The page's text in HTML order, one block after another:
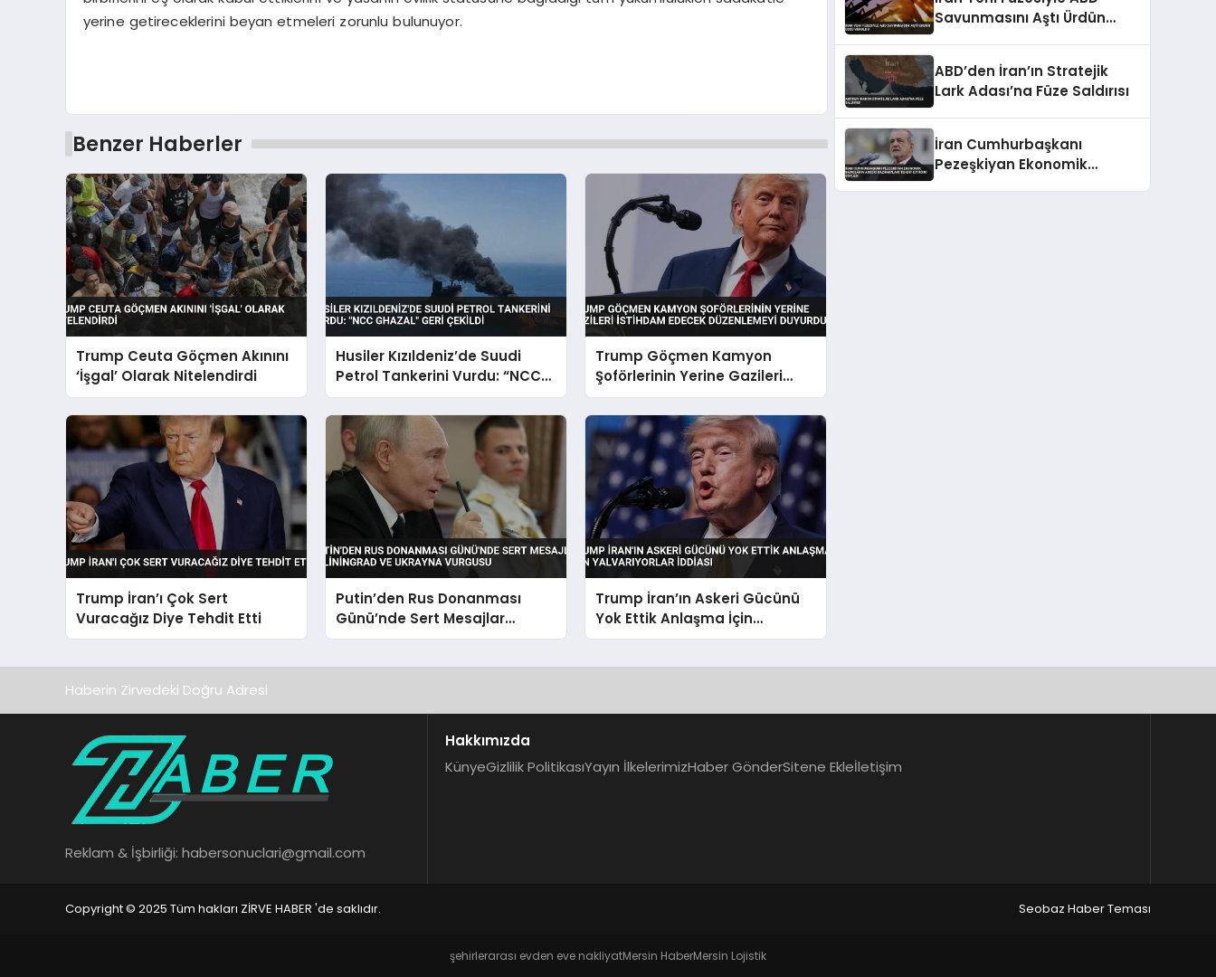
yerine getireceklerini beyan etmeleri zorunlu bulunuyor.
Benzer Haberler
Trump Ceuta Göçmen Akınını
‘İşgal’ Olarak Nitelendirdi
Husiler Kızıldeniz’de Suudi
Petrol Tankerini Vurdu: “NCC
GHAZAL” Geri Çekildi
Trump Göçmen Kamyon
Şoförlerinin Yerine Gazileri
İstihdam Edecek Düzenlemeyi
Duyurdu
Trump İran’ı Çok Sert
Vuracağız Diye Tehdit Etti
Putin’den Rus Donanması
Günü’nde Sert Mesajlar
Kaliningrad ve Ukrayna
Trump İran’ın Askeri Gücünü
Yok Ettik Anlaşma İçin
Yalvarıyorlar İddiası
Savunmasını Aştı Ürdün
ABD’den İran’ın Stratejik
Lark Adası’na Füze Saldırısı
İran Cumhurbaşkanı
Pezeşkiyan Ekonomik
Haberin Zirvedeki Doğru Adresi
Reklam & İşbirliği: habersonuclari@gmail.com
Hakkımızda
KünyeGizlilik PolitikasıYayın İlkelerimizHaber GönderSitene Ekleİletişim
Copyright © 2025 Tüm hakları ZİRVE HABER 'de saklıdır. Seobaz Haber Teması
şehirlerarası evden eve nakliyatMersin HaberMersin Lojistik